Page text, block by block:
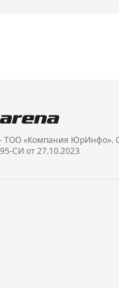
ТОО «Компания ЮрИнфо».
СИ от 27.10.2023